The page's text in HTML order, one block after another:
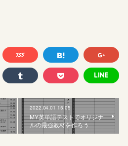
2022.04.01 15:05
MY英単語テストでオリジナ
ルの最強教材を作ろう